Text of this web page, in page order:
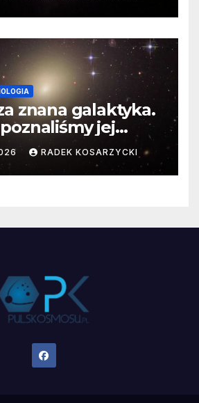
znana galaktyka.
jej
wymiaryRADEK KOSARZYCKI